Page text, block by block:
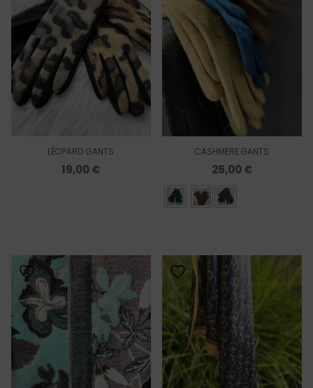
LÉOPARD GANTS
19,00€
CASHMERE GANTS
25,00€